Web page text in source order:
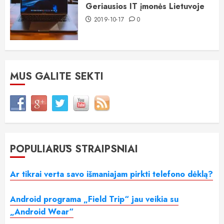
Geriausios IT įmonės Lietuvoje
2019-10-17 0
MUS GALITE SEKTI
POPULIARŪS STRAIPSNIAI
Ar tikrai verta savo išmaniajam pirkti telefono dėklą?
Android programa „Field Trip“ jau veikia su
„Android Wear“